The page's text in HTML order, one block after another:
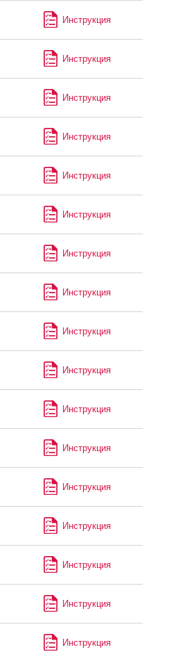
Инструкция
Инструкция
Инструкция
Инструкция
Инструкция
Инструкция
Инструкция
Инструкция
Инструкция
Инструкция
Инструкция
Инструкция
Инструкция
Инструкция
Инструкция
Инструкция
Инструкция